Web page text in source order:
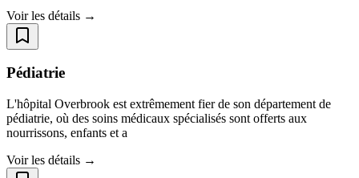
Voir les détails →
Pédiatrie
L'hôpital Overbrook est extrêmement fier de son département de
pédiatrie, où des soins médicaux spécialisés sont offerts aux
nourrissons, enfants et a
Voir les détails →